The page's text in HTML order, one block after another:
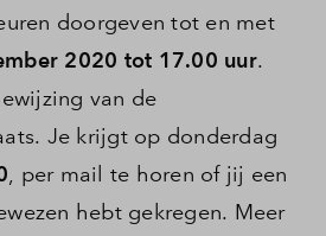
doorgeven tot en met
2020 tot 17.00 uur.
van de
Je krijgt op donderdag
, per mail te horen of jij een
hebt gekregen. Meer